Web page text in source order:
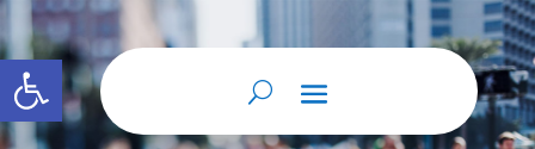
Abrir barra de herramientas